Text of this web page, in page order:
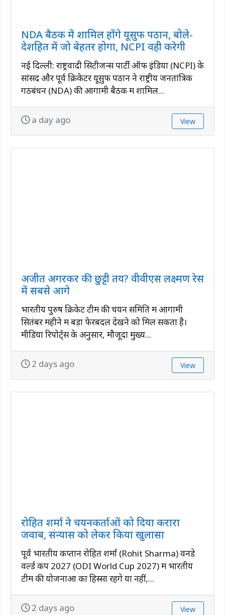
NDA बैठक में शामिल होंगे यूसुफ पठान, बोले-
देशहित में जो बेहतर होगा, NCPI वही करेगी
नई दिल्ली: राष्ट्रवादी सिटीजन्स पार्टी ऑफ इंडिया (NCPI) के
सांसद और पूर्व क्रिकेटर यूसुफ पठान ने राष्ट्रीय जनतांत्रिक
गठबंधन (NDA) की आगामी बैठक में शामिल...
a day ago View
अजीत अगरकर की छुट्टी तय? वीवीएस लक्ष्मण रेस
में सबसे आगे
भारतीय पुरुष क्रिकेट टीम की चयन समिति में आगामी
सितंबर महीने में बड़ा फेरबदल देखने को मिल सकता है।
मीडिया रिपोर्ट्स के अनुसार, मौजूदा मुख्य...
2 days ago View
रोहित शर्मा ने चयनकर्ताओं को दिया करारा
जवाब, संन्यास को लेकर किया खुलासा
पूर्व भारतीय कप्तान रोहित शर्मा (Rohit Sharma) वनडे
वर्ल्ड कप 2027 (ODI World Cup 2027) में भारतीय
टीम की योजनाओं का हिस्सा रहेंगे या नहीं,...
2 days ago View